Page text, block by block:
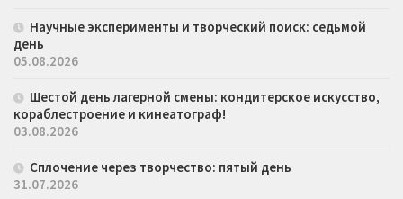
Научные эксперименты и творческий поиск: седьмой
день
05.08.2026
Шестой день лагерной смены: кондитерское искусство,
кораблестроение и кинеатограф!
03.08.2026
Сплочение через творчество: пятый день
31.07.2026